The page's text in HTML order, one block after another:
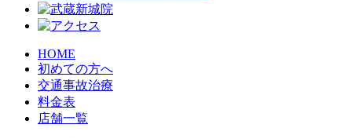
HOME
初めての方へ
交通事故治療
料金表
店舗一覧